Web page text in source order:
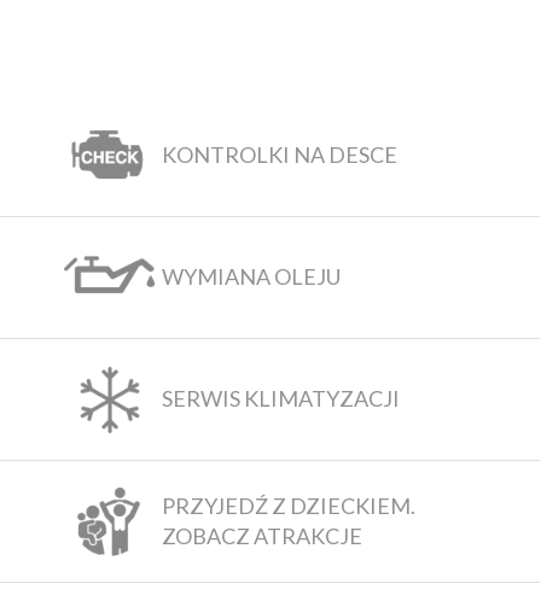
KONTROLKI NA DESCE
WYMIANA OLEJU
SERWIS KLIMATYZACJI
PRZYJEDŹ Z DZIECKIEM.
ZOBACZ ATRAKCJE